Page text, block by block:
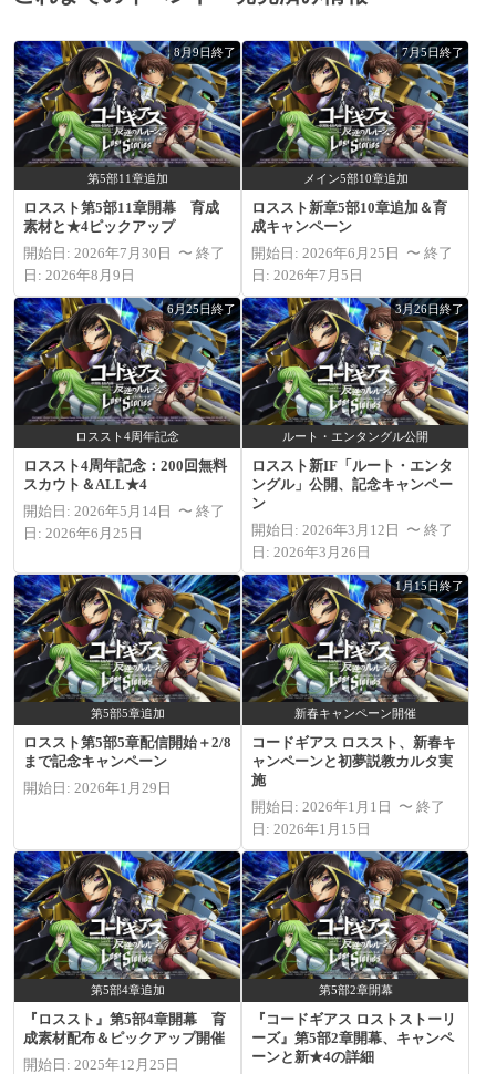
8月9日終了
第5部11章追加
ロススト第5部11章開幕 育成
素材と★4ピックアップ
開始日: 2026年7月30日 〜 終了
日: 2026年8月9日
7月5日終了
メイン5部10章追加
ロススト新章5部10章追加＆育
成キャンペーン
開始日: 2026年6月25日 〜 終了
日: 2026年7月5日
6月25日終了
ロススト4周年記念
ロススト4周年記念：200回無料
スカウト＆ALL★4
開始日: 2026年5月14日 〜 終了
日: 2026年6月25日
3月26日終了
ルート・エンタングル公開
ロススト新IF「ルート・エンタ
ングル」公開、記念キャンペー
ン
開始日: 2026年3月12日 〜 終了
日: 2026年3月26日
第5部5章追加
ロススト第5部5章配信開始＋2/8
まで記念キャンペーン
開始日: 2026年1月29日
1月15日終了
新春キャンペーン開催
コードギアス ロススト、新春キ
ャンペーンと初夢説教カルタ実
施
開始日: 2026年1月1日 〜 終了
日: 2026年1月15日
第5部4章追加
『ロススト』第5部4章開幕 育
成素材配布＆ピックアップ開催
開始日: 2025年12月25日
第5部2章開幕
『コードギアス ロストストーリ
ーズ』第5部2章開幕、キャンペ
ーンと新★4の詳細